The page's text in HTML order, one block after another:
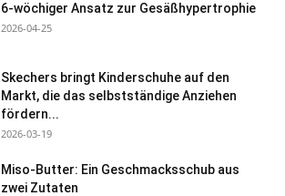
6-wöchiger Ansatz zur Gesäßhypertrophie
2026-04-25
Skechers bringt Kinderschuhe auf den
Markt, die das selbstständige Anziehen
fördern...
2026-03-19
Miso-Butter: Ein Geschmacksschub aus
zwei Zutaten